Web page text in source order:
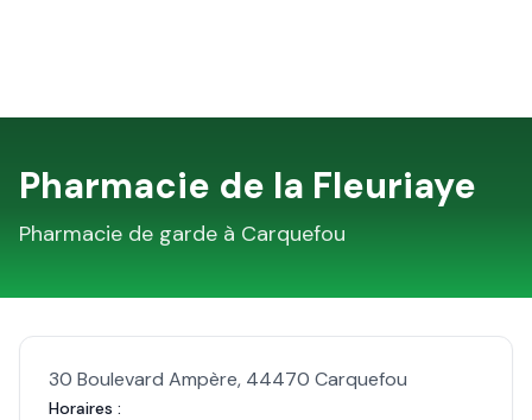
Pharmacie de la Fleuriaye
Pharmacie de garde à Carquefou
30 Boulevard Ampère, 44470 Carquefou
Horaires :